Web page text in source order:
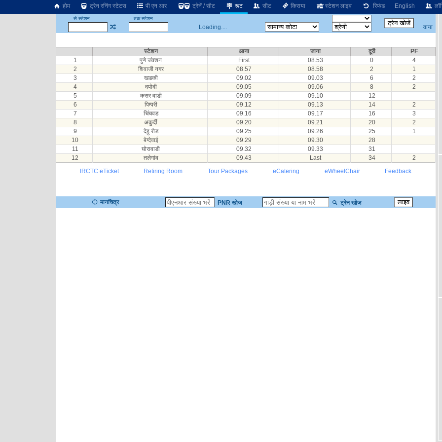
होम ट्रेन रनिंग स्टेटस पी एन आर ट्रेनें / सीट रूट सीट किराया स्टेशन लाइव रिफंड English
से स्टेशन तक स्टेशन
Loading.... वाया
स्टेशन आना जाना दूरी
PF
1
पुणे जंक्शन First 08.53 0
4
2
शिवाजी नगर 08.57 08.58 2
1
3
खडकी 09.02 09.03 6
2
4
दपोदी 09.05 09.06 8
2
5
कसर वाडी 09.09 09.10
12
6
पिम्परी 09.12 09.13 14
2
7
चिंचवड 09.16 09.17 16
3
8
अकुर्दी 09.20 09.21 20
2
9
देहु रोड 09.25 09.26 25
1
10
बेग्देवाई 09.29 09.30
28
11
घोरावाडी 09.32 09.33
31
12
तलेगांव 09.43 Last 34
2
IRCTC eTicket
Retiring Room Tour Packages eCatering eWheelChair Feedback
मानचित्र PNR खोज ट्रेन खोज